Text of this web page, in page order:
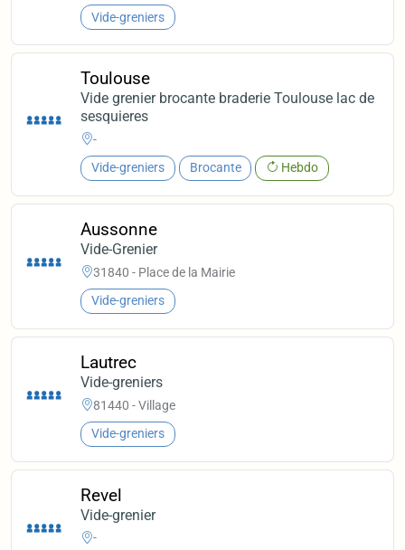
Vide-greniers
Toulouse
Vide grenier brocante braderie Toulouse lac de
sesquieres
-
Vide-greniers Brocante Hebdo
Aussonne
Vide-Grenier
31840 - Place de la Mairie
Vide-greniers
Lautrec
Vide-greniers
81440 - Village
Vide-greniers
Revel
Vide-grenier
-